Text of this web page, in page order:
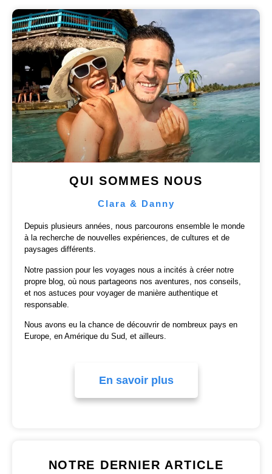
QUI SOMMES NOUS
Clara & Danny
Depuis plusieurs années, nous parcourons ensemble le monde
à la recherche de nouvelles expériences, de cultures et de
paysages différents.
Notre passion pour les voyages nous a incités à créer notre
propre blog, où nous partageons nos aventures, nos conseils,
et nos astuces pour voyager de manière authentique et
responsable.
Nous avons eu la chance de découvrir de nombreux pays en
Europe, en Amérique du Sud, et ailleurs.
En savoir plus
NOTRE DERNIER ARTICLE